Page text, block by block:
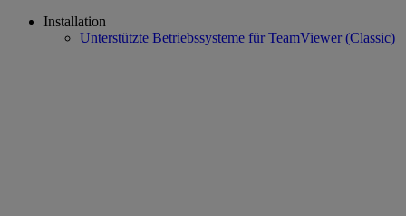
Installation
Unterstützte Betriebssysteme für TeamViewer (Classic)